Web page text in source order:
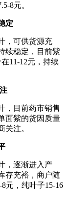
8元。
定
，可供货源充
续稳定，目前紫
11-12元，持续
，目前药市销售
面紫的货因质量
关注。
，逐渐进入产
存充裕，商户随
元，纯叶子15-16